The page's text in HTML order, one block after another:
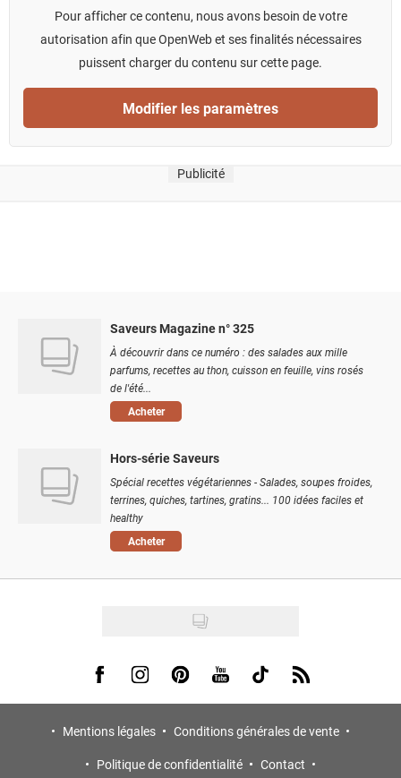
Pour afficher ce contenu, nous avons besoin de votre
autorisation afin que OpenWeb et ses finalités nécessaires
puissent charger du contenu sur cette page.
Modifier les paramètres
Publicité
Saveurs Magazine n° 325
À découvrir dans ce numéro : des salades aux mille
parfums, recettes au thon, cuisson en feuille, vins rosés
de l'été...
Acheter
Hors-série Saveurs
Spécial recettes végétariennes - Salades, soupes froides,
terrines, quiches, tartines, gratins... 100 idées faciles et
healthy
Acheter
Visit us on Facebook
Visit us on Instagram
Visit us on Pinterest
Visit us on Youtube
Visit us on Tiktok
Visit us on Rss
Mentions légales
Conditions générales de vente
Politique de confidentialité
Contact